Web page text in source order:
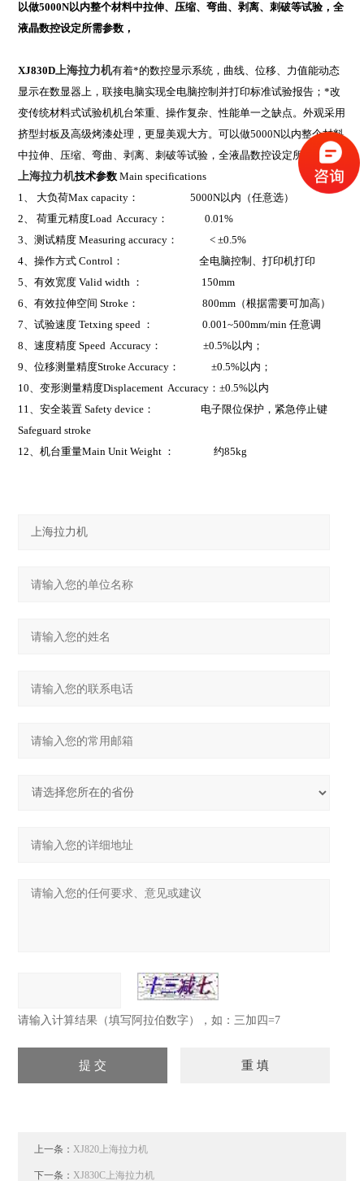
以做5000N以内整个材料中拉伸、压缩、弯曲、剥离、刺破等试验，全
液晶数控设定所需参数，
XJ830D上海拉力机有着*的数控显示系统，曲线、位移、力值能动态
显示在数显器上，联接电脑实现全电脑控制并打印标准试验报告；*改
变传统材料式试验机机台笨重、操作复杂、性能单一之缺点。外观采用
挤型封板及高级烤漆处理，更显美观大方。可以做5000N以内整个材料
中拉伸、压缩、弯曲、剥离、刺破等试验，全液晶数控设定所需参数，
上海拉力机技术参数 Main specifications
1、 大负荷Max capacity： 5000N以内（任意选）
2、 荷重元精度Load Accuracy： 0.01%
3、测试精度 Measuring accuracy： < ±0.5%
4、操作方式 Control： 全电脑控制、打印机打印
5、有效宽度 Valid width ： 150mm
6、有效拉伸空间 Stroke： 800mm（根据需要可加高）
7、试验速度 Tetxing speed ： 0.001~500mm/min 任意调
8、速度精度 Speed Accuracy： ±0.5%以内；
9、位移测量精度Stroke Accuracy： ±0.5%以内；
10、变形测量精度Displacement Accuracy：±0.5%以内
11、安全装置 Safety device： 电子限位保护，紧急停止键
Safeguard stroke
12、机台重量Main Unit Weight ： 约85kg
请输入计算结果（填写阿拉伯数字），如：三加四=7
上一条：XJ820上海拉力机
下一条：XJ830C上海拉力机